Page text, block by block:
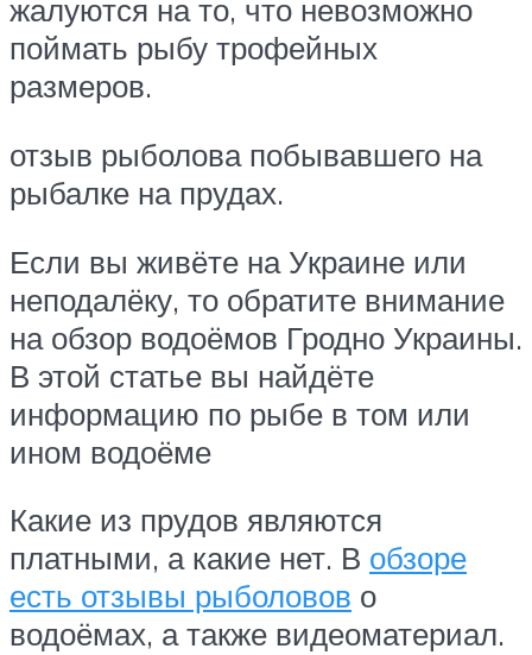
жалуются на то, что невозможно
поймать рыбу трофейных
размеров.
отзыв рыболова побывавшего на
рыбалке на прудах.
Если вы живёте на Украине или
неподалёку, то обратите внимание
на обзор водоёмов Гродно Украины.
В этой статье вы найдёте
информацию по рыбе в том или
ином водоёме
Какие из прудов являются
платными, а какие нет. В обзоре
есть отзывы рыболовов о
водоёмах, а также видеоматериал.